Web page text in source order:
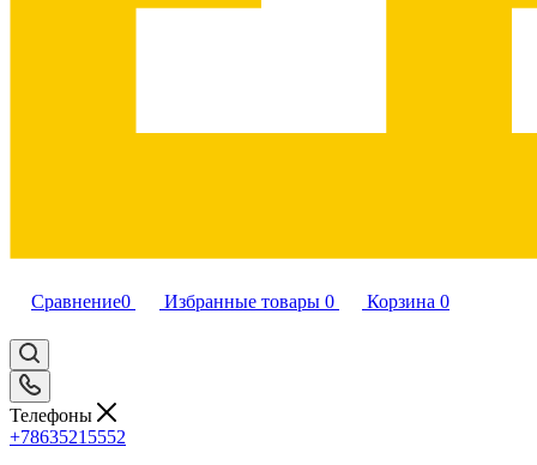
Сравнение0 Избранные товары 0 Корзина 0
Телефоны
+78635215552